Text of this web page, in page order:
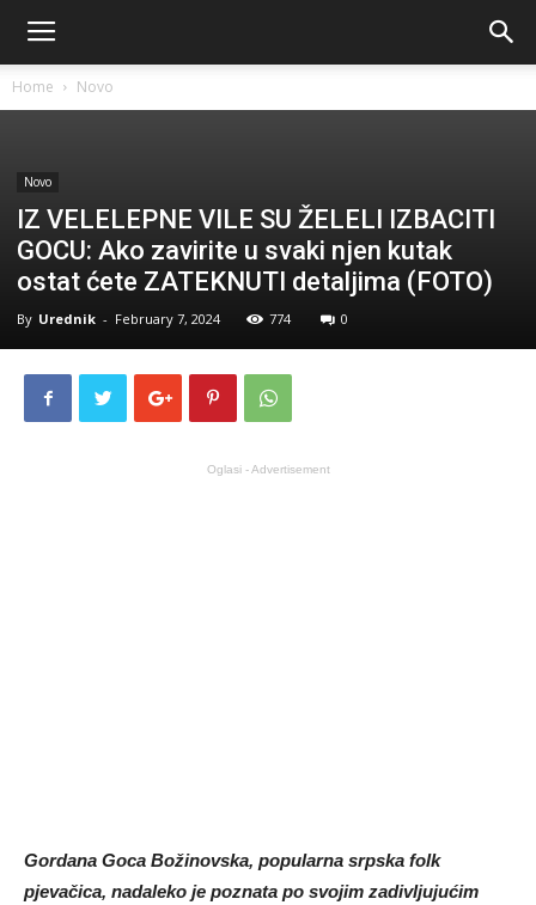
Home Novo
Novo
IZ VELELEPNE VILE SU ŽELELI IZBACITI
GOCU: Ako zavirite u svaki njen kutak
ostat ćete ZATEKNUTI detaljima (FOTO)
By Urednik - February 7, 2024 774 0
Oglasi - Advertisement
Gordana Goca Božinovska, popularna srpska folk
pjevačica, nadaleko je poznata po svojim zadivljujućim